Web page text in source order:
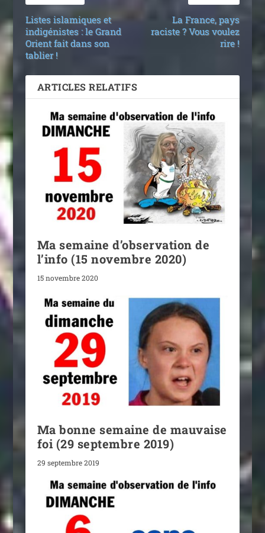
Listes islamiques et
indigénistes : le Grand
Orient fait dans son
tablier !
La France, pays
raciste ? Vous voulez
rire !
ARTICLES RELATIFS
Ma semaine d’observation de
l’info (15 novembre 2020)
15 novembre 2020
Ma bonne semaine de mauvaise
foi (29 septembre 2019)
29 septembre 2019